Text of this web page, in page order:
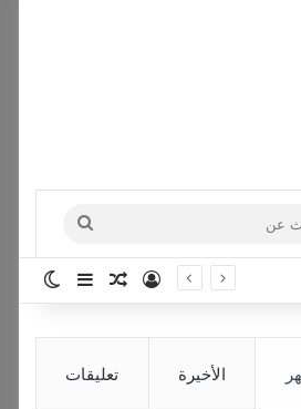
عن
تسجيل الدخول
مقال عشوائي
إضافة
الأخيرة تعليقات